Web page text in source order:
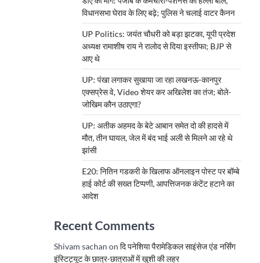
विधानसभा घेराव के लिए बढ़े; पुलिस ने चलाई वाटर कैनन
UP Politics: जयंत चौधरी को बड़ा झटका, यूपी प्रदेश
अध्यक्ष रामाशीष राय ने रालोद से दिया इस्तीफा; BJP से
आए थे
UP: पंखा लगाकर सुखाया जा रहा लखनऊ-कानपुर
एक्सप्रेस वे, Video शेयर कर अखिलेश का तंज; बोले-
जोखिम कौन उठाएगा?
UP: अतीक अहमद के बेटे आबान समेत दो की हादसे में
मौत, तीन घायल, जेल में बंद भाई अली से मिलने आ रहे थे
झांसी
E20: नितिन गडकरी के खिलाफ ऑनलाइन पोस्ट पर बॉम्बे
हाई कोर्ट की सख्त टिप्पणी, आपत्तिजनक कंटेंट हटाने का
आदेश
Recent Comments
Shivam sachan on दि पनेशिया पैरामेडिकल साइंसेज एंड नर्सिंग
इंस्टिट्यूट के छात्र-छात्राओं में खुशी की लहर